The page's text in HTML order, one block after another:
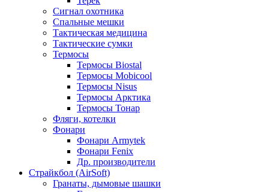
Сигнал охотника
Спальные мешки
Тактическая медицина
Тактические сумки
Термосы
Термосы Biostal
Термосы Mobicool
Термосы Nisus
Термосы Арктика
Термосы Тонар
Фляги, котелки
Фонари
Фонари Armytek
Фонари Fenix
Др. производители
Страйкбол (AirSoft)
Гранаты, дымовые шашки